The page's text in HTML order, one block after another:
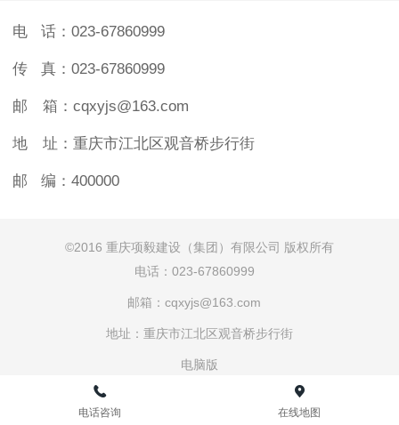
电 话：023-67860999
传 真：023-67860999
邮 箱：cqxyjs@163.com
地 址： 重庆市江北区观音桥步行街
邮 编：400000
©2016 重庆项毅建设（集团）有限公司 版权所有
电话：023-67860999
邮箱：cqxyjs@163.com
地址：重庆市江北区观音桥步行街
电脑版
电话咨询 在线地图